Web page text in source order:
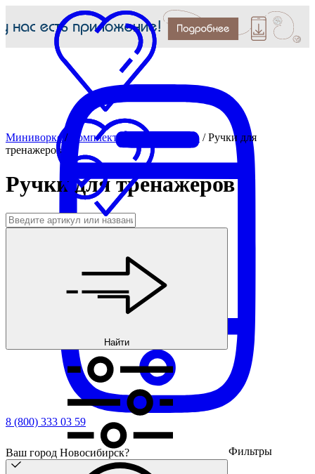
8 (800) 333 03 59
Ваш город Новосибирск?
Миниворкс / Комплектующие для МАФ /Ручки для
тренажеров
Ручки для тренажеров
Найти
Фильтры